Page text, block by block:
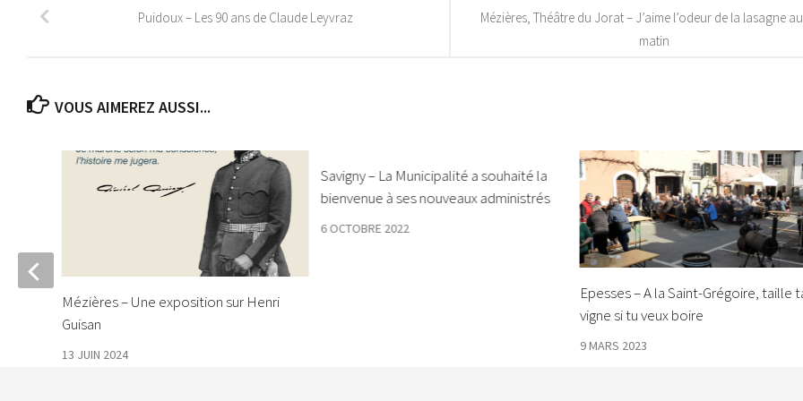
Mézières, Théâtre du Jorat – J’aime l’odeur de la lasagne
matin
Puidoux – Les 90 ans de Claude Leyvraz
VOUS AIMEREZ AUSSI...
Savigny – La Municipalité a souhaité la
bienvenue à ses nouveaux administrés
6 OCTOBRE 2022
Epesses – A la Saint-Grégoire, taille
vigne si tu veux boire
9 MARS 2023
Mézières – Une exposition sur Henri
Guisan
13 JUIN 2024